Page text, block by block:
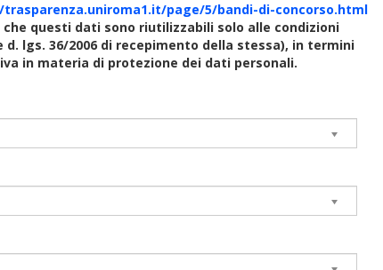
page/5/bandi-di-concorso.html
che questi dati sono riutilizzabili solo alle condizioni
lgs. 36/2006 di recepimento della stessa), in termini
in materia di protezione dei dati personali.